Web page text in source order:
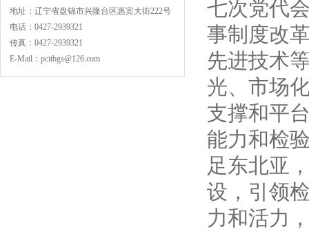
地址： 辽宁省盘锦市兴隆台区惠宾大街222号
电话： 0427-2939321
传真： 0427-2939321
E-Mail： pcitbgs@126.com
七次党代
事制度改
先进技术
光、市场
支撑和平
能力和检
足东北亚
设，引领
力和活力